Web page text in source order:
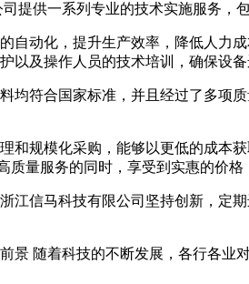
提供一系列专业的技术实施服务，
动化，提升生产效率，降低人力
以及操作人员的技术培训，确保设
符合国家标准，并且经过了多项
规模化采购，能够以更低的成本
质量服务的同时，享受到实惠的价格
江信马科技有限公司坚持创新，定
随着科技的不断发展，各行各业